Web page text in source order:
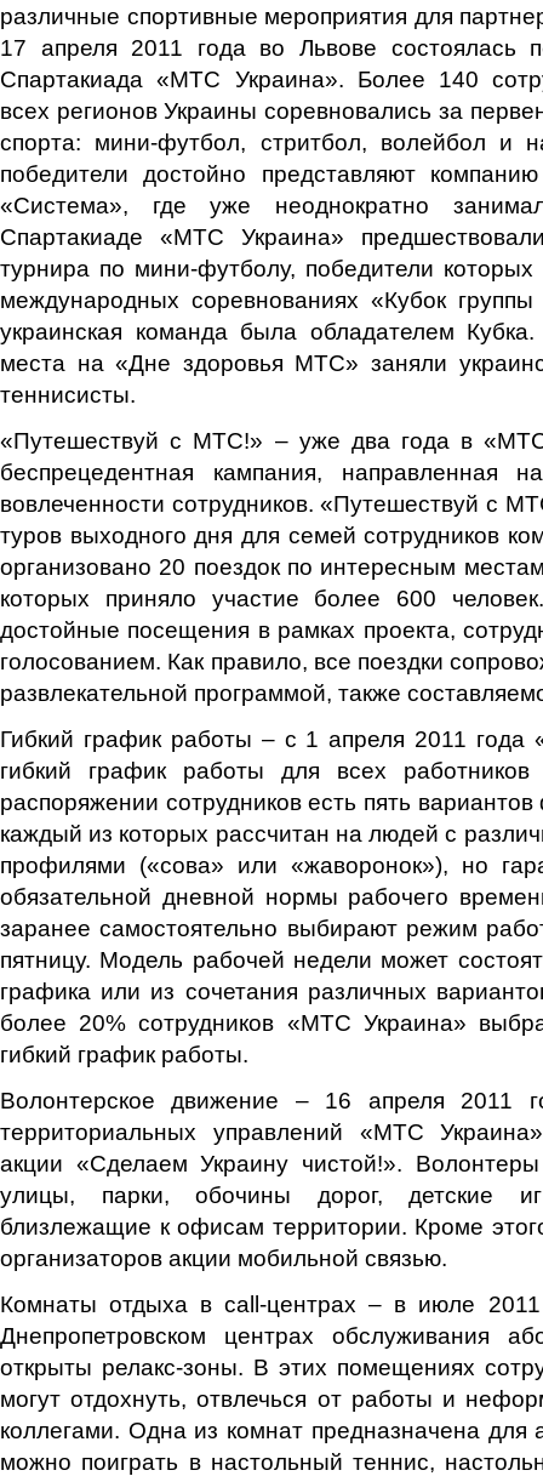
различные спортивные мероприятия для
17 апреля 2011 года во Львове состоялась
Спартакиада «МТС Украина». Более 140
всех регионов Украины соревновались за
спорта: мини-футбол, стритбол, волейбол и
победители достойно представляют
«Система», где уже неоднократно
Спартакиаде «МТС Украина»
турнира по мини-футболу, победители
международных соревнованиях «Кубок
украинская команда была обладателем
места на «Дне здоровья МТС» заняли
теннисисты.
«Путешествуй с МТС!» – уже два года в «МТС
беспрецедентная кампания, направленная
вовлеченности сотрудников. «Путешествуй с
туров выходного дня для семей сотрудников
организовано 20 поездок по интересным
которых приняло участие более 600
достойные посещения в рамках проекта,
голосованием. Как правило, все поездки
развлекательной программой, также
Гибкий график работы – с 1 апреля 2011 года
гибкий график работы для всех
распоряжении сотрудников есть пять
каждый из которых рассчитан на людей с
профилями («сова» или «жаворонок»), но
обязательной дневной нормы рабочего
заранее самостоятельно выбирают режим
пятницу. Модель рабочей недели может
графика или из сочетания различных
более 20% сотрудников «МТС Украина»
гибкий график работы.
Волонтерское движение – 16 апреля 2011
территориальных управлений «МТС
акции «Сделаем Украину чистой!».
улицы, парки, обочины дорог, детские
близлежащие к офисам территории. Кроме
организаторов акции мобильной связью.
Комнаты отдыха в call-центрах – в июле
Днепропетровском центрах обслуживания
открыты релакс-зоны. В этих помещениях
могут отдохнуть, отвлечься от работы и
коллегами. Одна из комнат предназначена для
можно поиграть в настольный теннис,